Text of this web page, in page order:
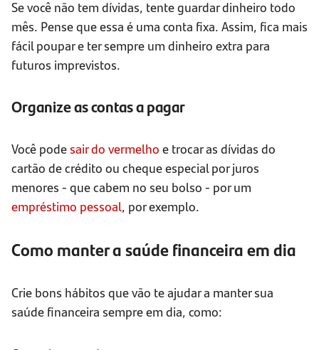
Se você não tem dívidas, tente guardar dinheiro todo
mês. Pense que essa é uma conta fixa. Assim, fica mais
fácil poupar e ter sempre um dinheiro extra para
futuros imprevistos.
Organize as contas a pagar
Você pode sair do vermelho e trocar as dívidas do
cartão de crédito ou cheque especial por juros
menores - que cabem no seu bolso - por um
empréstimo pessoal, por exemplo.
Como manter a saúde financeira em dia
Crie bons hábitos que vão te ajudar a manter sua
saúde financeira sempre em dia, como: